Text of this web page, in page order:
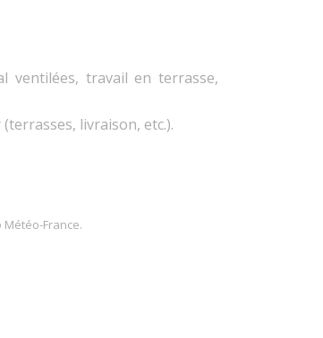
ventilées, travail en terrasse,
livraison, etc.).
France.